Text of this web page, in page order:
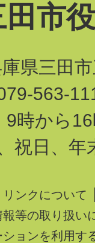
田市
県三田市
563-
9時から
祝日、年
リンクについて
等の取り扱い
ョンを利用す